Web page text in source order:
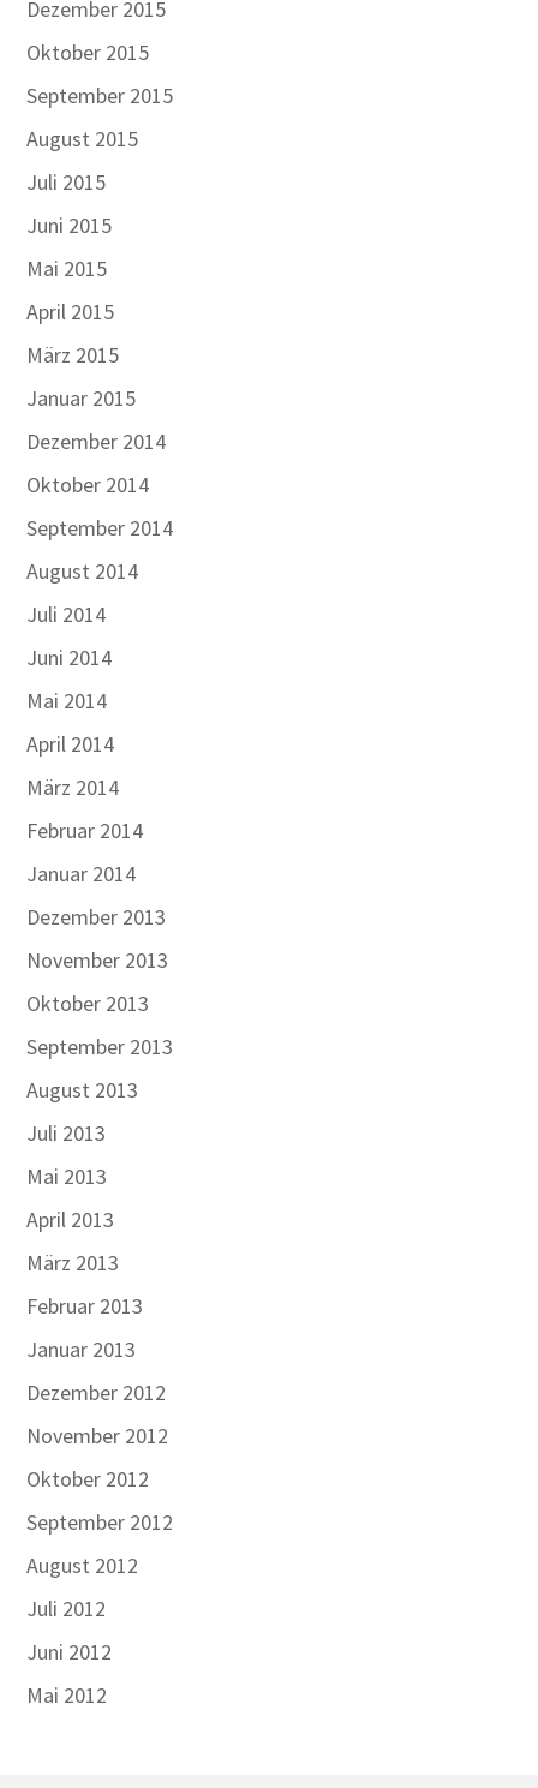
Dezember 2015
Oktober 2015
September 2015
August 2015
Juli 2015
Juni 2015
Mai 2015
April 2015
März 2015
Januar 2015
Dezember 2014
Oktober 2014
September 2014
August 2014
Juli 2014
Juni 2014
Mai 2014
April 2014
März 2014
Februar 2014
Januar 2014
Dezember 2013
November 2013
Oktober 2013
September 2013
August 2013
Juli 2013
Mai 2013
April 2013
März 2013
Februar 2013
Januar 2013
Dezember 2012
November 2012
Oktober 2012
September 2012
August 2012
Juli 2012
Juni 2012
Mai 2012